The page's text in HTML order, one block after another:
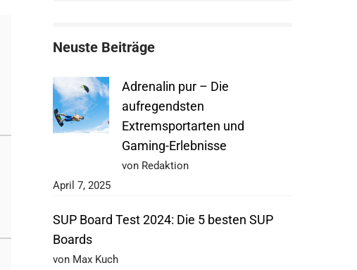
Neuste Beiträge
Adrenalin pur – Die
aufregendsten
Extremsportarten und
Gaming-Erlebnisse
von Redaktion
April 7, 2025
SUP Board Test 2024: Die 5 besten SUP
Boards
von Max Kuch